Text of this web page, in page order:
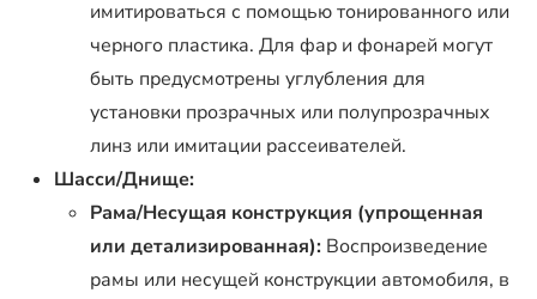
имитироваться с помощью тонированного или
черного пластика. Для фар и фонарей могут
быть предусмотрены углубления для
установки прозрачных или полупрозрачных
линз или имитации рассеивателей.
Шасси/Днище:
Рама/Несущая конструкция (упрощенная
или детализированная): Воспроизведение
рамы или несущей конструкции автомобиля, в